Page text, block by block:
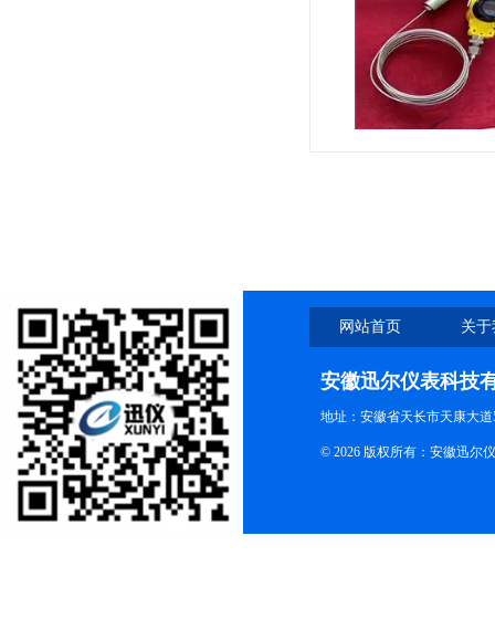
网站首页 关
安徽迅尔仪表科技
地址：安徽省天长市天康大道
© 2026 版权所有：安徽迅尔